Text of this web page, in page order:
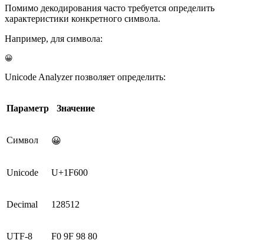
Помимо декодирования часто требуется определить
характеристики конкретного символа.
Например, для символа:
😀
Unicode Analyzer позволяет определить:
Параметр Значение
Символ 😀
Unicode U+1F600
Decimal 128512
UTF-8 F0 9F 98 80